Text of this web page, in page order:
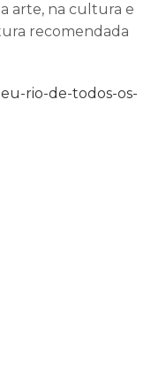
arte, na cultura e
recomendada
rio-de-todos-os-